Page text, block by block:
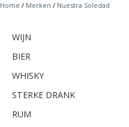
Home / Merken / Nuestra Soledad
WIJN
BIER
WHISKY
STERKE DRANK
RUM